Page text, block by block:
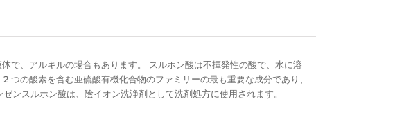
で、アルキルの場合もあります。 スルホン酸は不揮発性の酸で、水に溶
つの酸素を含む亜硫酸有機化合物のファミリーの最も重要な成分であり、
ンスルホン酸は、陰イオン洗浄剤として洗剤処方に使用されます。